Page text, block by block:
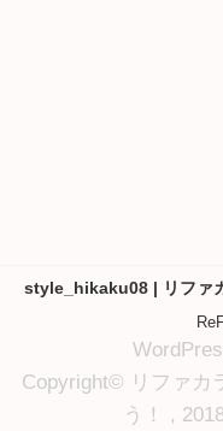
style_hikaku08 | リファ
Copyright© リファカ
う！ ,